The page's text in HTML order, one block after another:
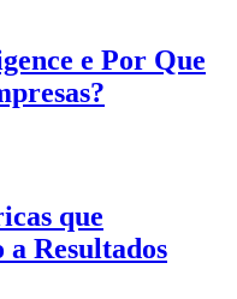
e Por Que
que
Resultados